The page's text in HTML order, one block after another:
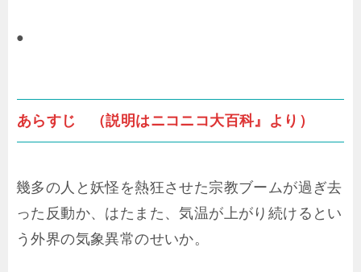
●
あらすじ （説明はニコニコ大百科』より）
幾多の人と妖怪を熱狂させた宗教ブームが過ぎ去
った反動か、はたまた、気温が上がり続けるとい
う外界の気象異常のせいか。